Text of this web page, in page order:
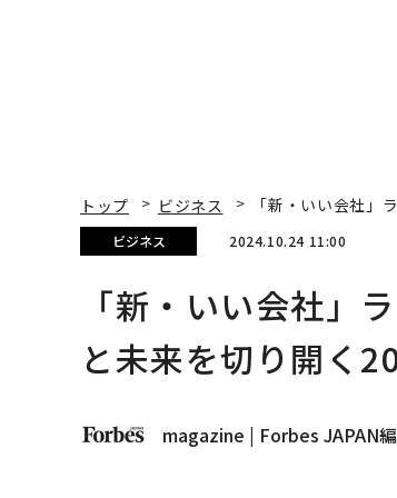
トップ ビジネス 「新・いい会社
ビジネス 2024.10.24 11:00
「新・いい会社」
と未来を切り開く
magazine | Forbes JAPAN